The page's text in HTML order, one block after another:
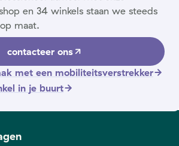
en 34 winkels staan we steeds
maat.
contacteer ons
met een mobiliteitsverstrekker
in je buurt